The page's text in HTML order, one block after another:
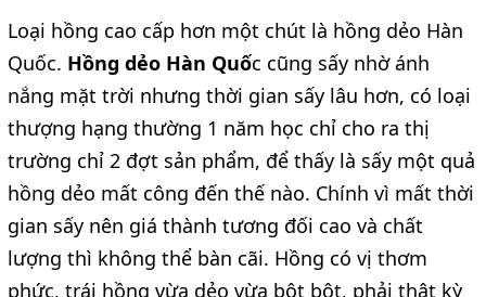
Loại hồng cao cấp hơn một chút là hồng dẻo Hàn
Quốc. Hồng dẻo Hàn Quốc cũng sấy nhờ ánh
nắng mặt trời nhưng thời gian sấy lâu hơn, có loại
thượng hạng thường 1 năm học chỉ cho ra thị
trường chỉ 2 đợt sản phẩm, để thấy là sấy một quả
hồng dẻo mất công đến thế nào. Chính vì mất thời
gian sấy nên giá thành tương đối cao và chất
lượng thì không thể bàn cãi. Hồng có vị thơm
phức, trái hồng vừa dẻo vừa bột bột, phải thật kỳ